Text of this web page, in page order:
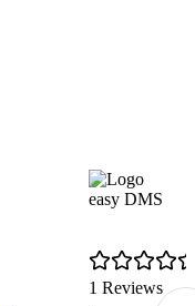
easy DMS
1 Reviews